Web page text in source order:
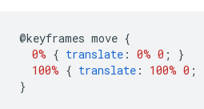
@keyframes move {
0% { translate : 0% 0 ;
}
100% { translate : 100% 0 ;
}